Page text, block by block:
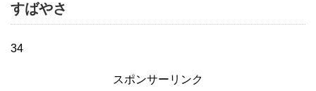
すばやさ
34
スポンサーリンク